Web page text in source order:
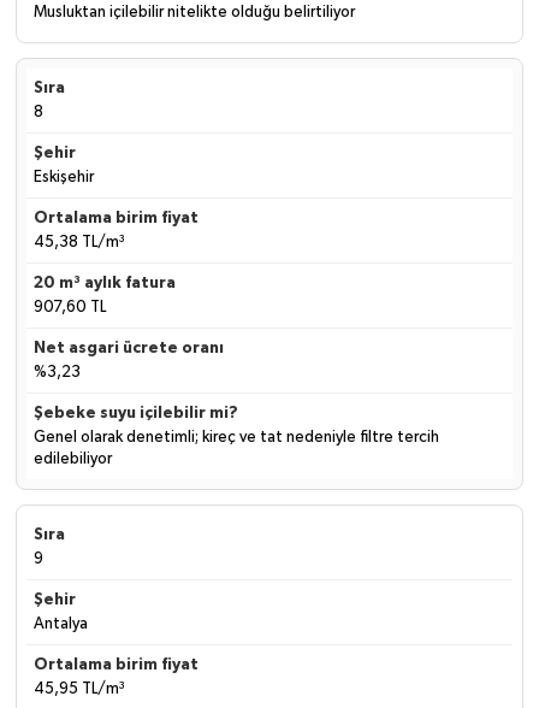
Musluktan içilebilir nitelikte olduğu belirtiliyor
8
Eskişehir
45,38 TL/m³
907,60 TL
%3,23
Genel olarak denetimli; kireç ve tat nedeniyle filtre tercih
edilebiliyor
9
Antalya
45,95 TL/m³